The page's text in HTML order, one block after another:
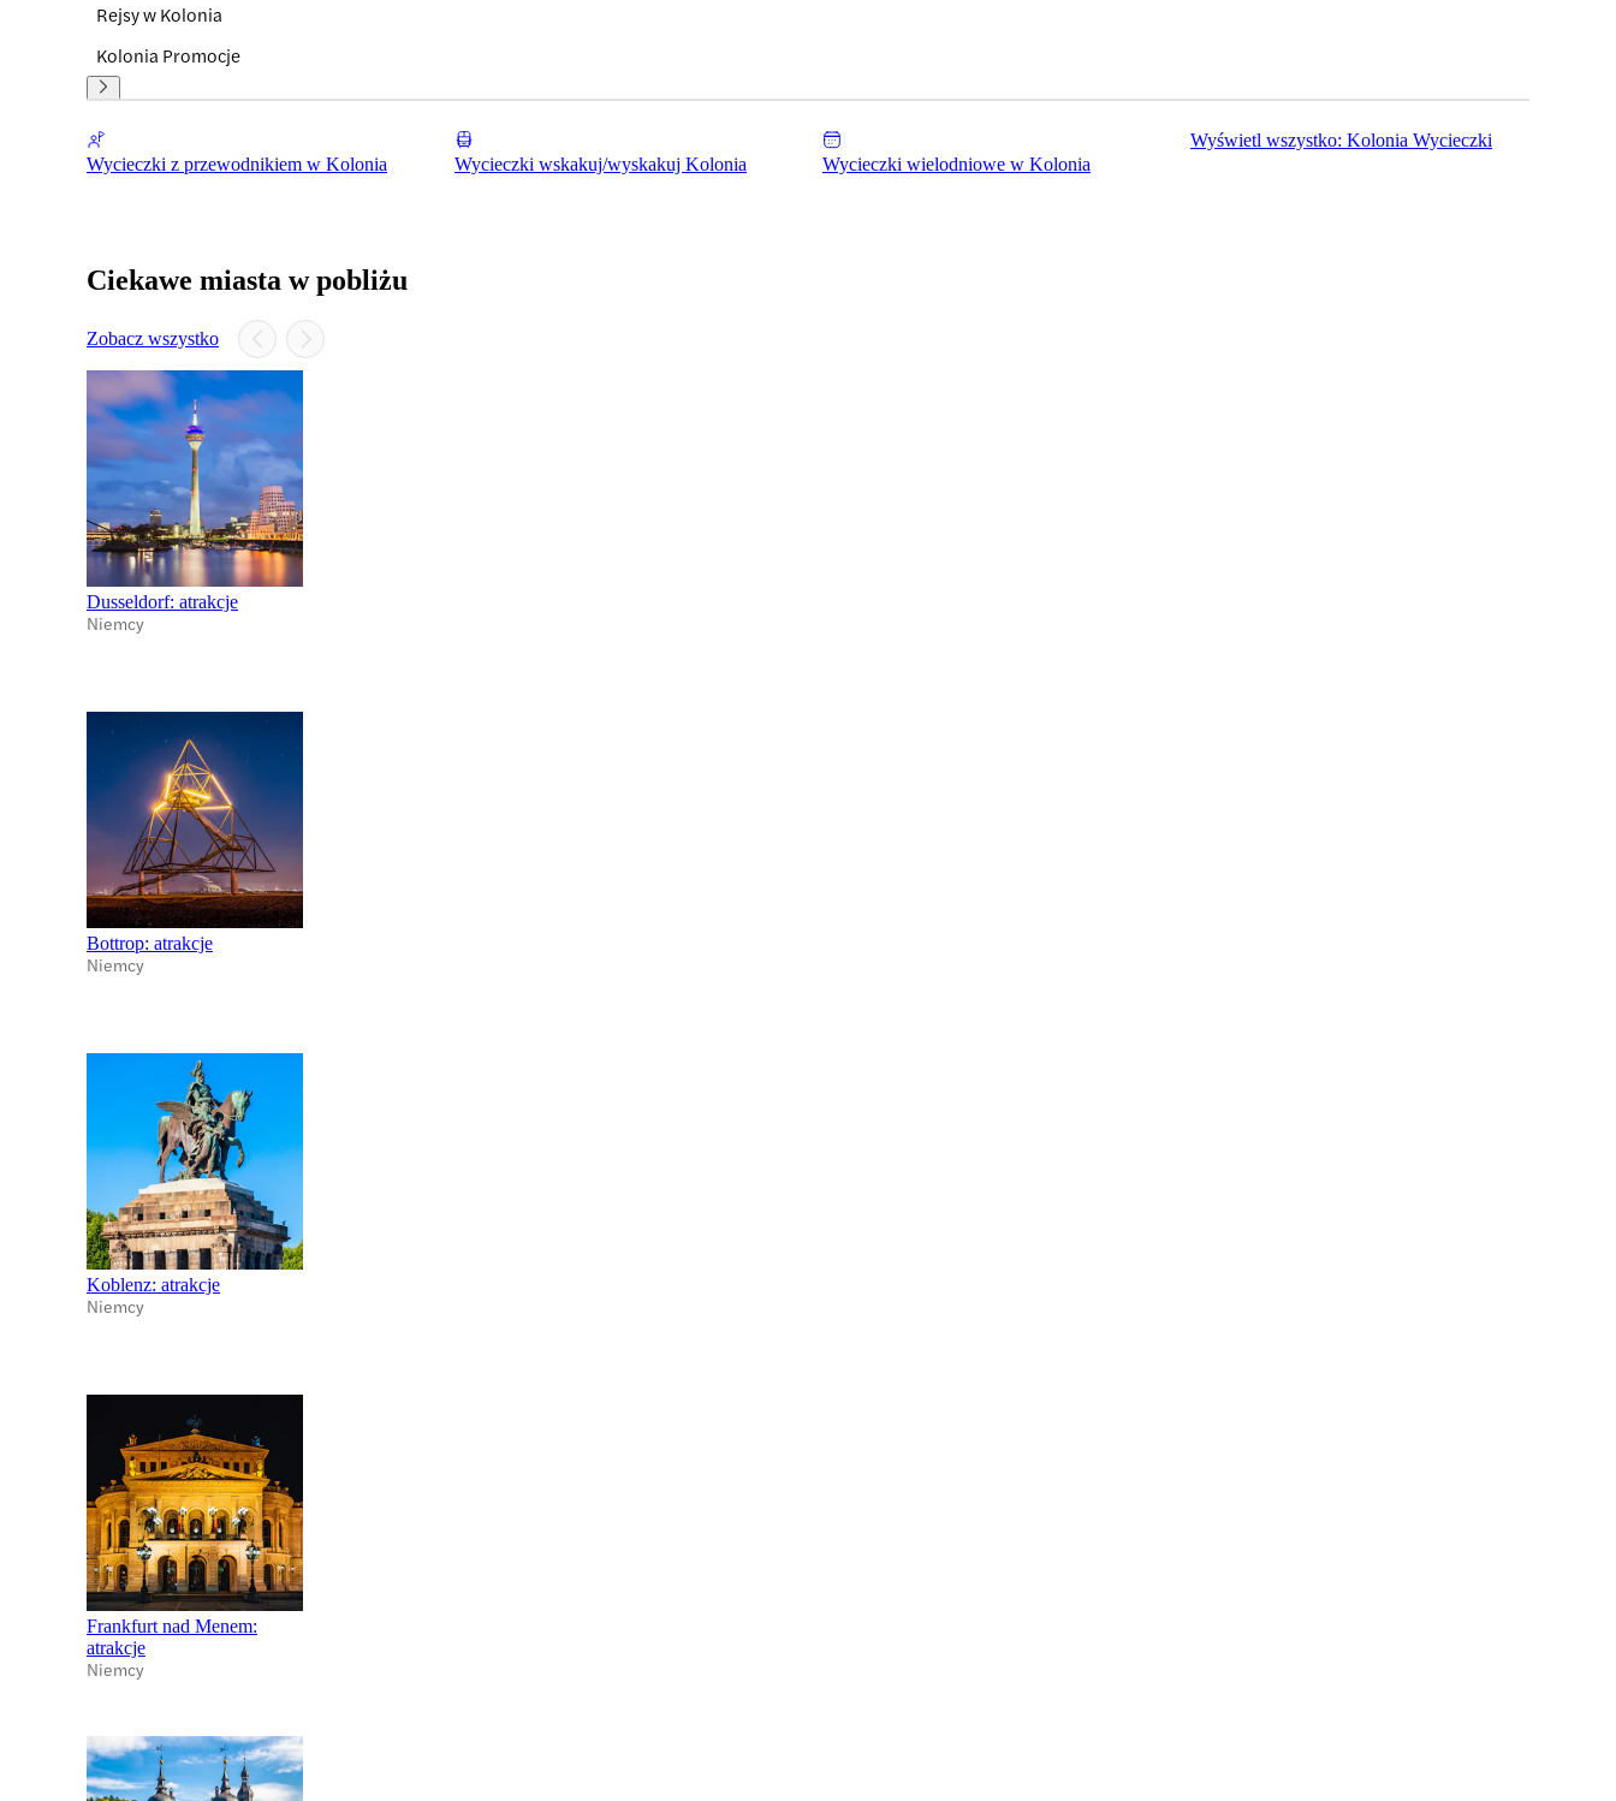
Rejsy w Kolonia
Kolonia Promocje
Wycieczki z przewodnikiem w Kolonia Wycieczki wskakuj/wyskakuj Kolonia Wycieczki wielodniowe w Kolonia
Wyświetl wszystko: Kolonia Wycieczki
Ciekawe miasta w pobliżu
Zobacz wszystko
Dusseldorf: atrakcje
Niemcy
Bottrop: atrakcje
Niemcy
Koblenz: atrakcje
Niemcy
Frankfurt nad Menem:
atrakcje
Niemcy